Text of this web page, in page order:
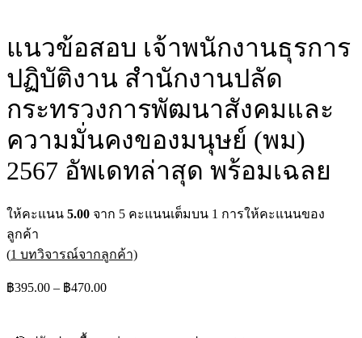
แนวข้อสอบ เจ้าพนักงานธุรการ
ปฏิบัติงาน สำนักงานปลัด
กระทรวงการพัฒนาสังคมและ
ความมั่นคงของมนุษย์ (พม)
2567 อัพเดทล่าสุด พร้อมเฉลย
ให้คะแนน 5.00 จาก 5 คะแนนเต็มบน 1 การให้คะแนนของ
ลูกค้า
(1 บทวิจารณ์จากลูกค้า)
฿395.00 – ฿470.00